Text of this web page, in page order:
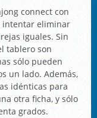
connect con
intentar eliminar
iguales. Sin
tablero son
sólo pueden
un lado. Además,
idénticas para
otra ficha, y sólo
grados.